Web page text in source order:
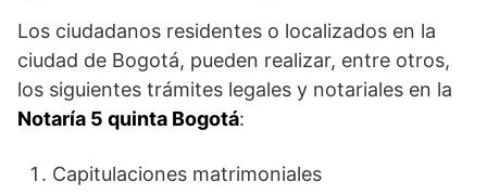
Los ciudadanos residentes o localizados en la
ciudad de Bogotá, pueden realizar, entre otros,
los siguientes trámites legales y notariales en la
Notaría 5 quinta Bogotá:
Capitulaciones matrimoniales